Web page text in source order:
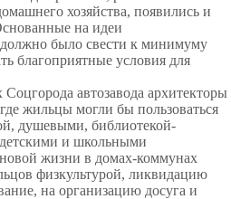
хозяйства, появились и
на идеи
было свести к минимуму
благоприятные условия для
автозавода архитекторы
жильцы могли бы пользоваться
душевыми, библиотекой-
и школьными
жизни в домах-коммунах
физкультурой, ликвидацию
на организацию досуга и